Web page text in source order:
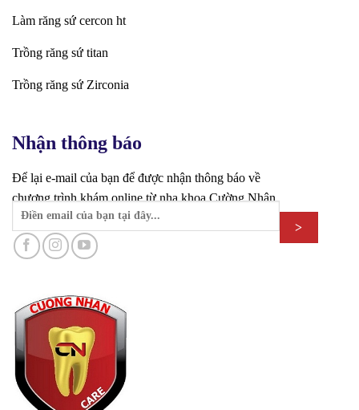
Làm răng sứ cercon ht
Trồng răng sứ titan
Trồng răng sứ Zirconia
Nhận thông báo
Để lại e-mail của bạn để được nhận thông báo về
chương trình khám online từ nha khoa Cường Nhân.